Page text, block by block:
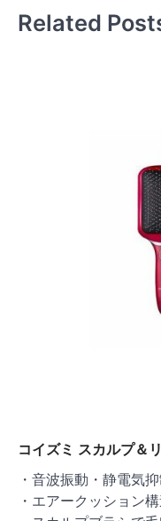
ゲ
Related
コイズミ スカルプ＆
・音波振動・静電気
・エアークッション